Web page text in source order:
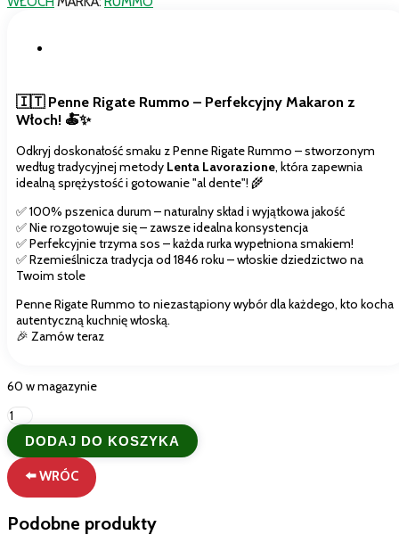
500
🇮🇹 Penne Rigate Rummo – Perfekcyjny Makaron z
Włoch! 🍝✨
Odkryj doskonałość smaku z Penne Rigate Rummo – stworzonym
według tradycyjnej metody Lenta Lavorazione, która zapewnia
idealną sprężystość i gotowanie "al dente"! 🌾
✅ 100% pszenica durum – naturalny skład i wyjątkowa jakość
✅ Nie rozgotowuje się – zawsze idealna konsystencja
✅ Perfekcyjnie trzyma sos – każda rurka wypełniona smakiem!
✅ Rzemieślnicza tradycja od 1846 roku – włoskie dziedzictwo na
Twoim stole
Penne Rigate Rummo to niezastąpiony wybór dla każdego, kto kocha
autentyczną kuchnię włoską.
🎉 Zamów teraz
60 w magazynie
ilość
PENNE
RIGATE
RUMMO
numero
66
Makaron
DODAJ DO KOSZYKA
⬅️ WRÓC
Podobne produkty